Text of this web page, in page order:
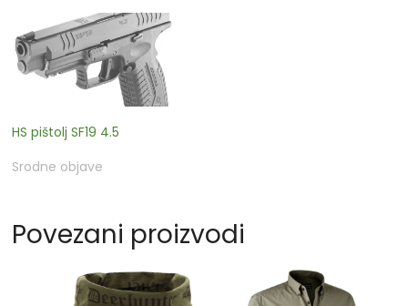
HS pištolj SF19 4.5
Srodne objave
Povezani proizvodi